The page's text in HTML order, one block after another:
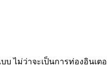
ไม่ว่าจะเป็นการท่องอินเต